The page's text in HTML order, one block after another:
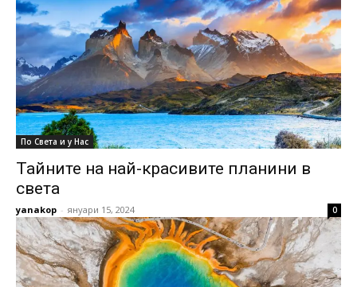
По Света и у Нас
Тайните на най-красивите планини в
света
yanakop - януари 15, 2024 0